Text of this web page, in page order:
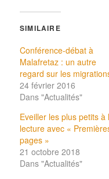
SIMILAIRE
Conférence-débat à
Malafretaz : un autre
regard sur les
24 février 2016
Dans "Actualités"
Eveiller les plus petits à
lecture avec «
pages »
21 octobre 2018
Dans "Actualités"